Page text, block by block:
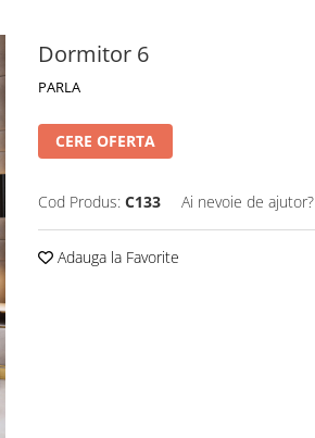
Dormitor 6
PARLA
CERE OFERTA
Cod Produs: C133 Ai nevoie de ajutor?
Adauga la Favorite